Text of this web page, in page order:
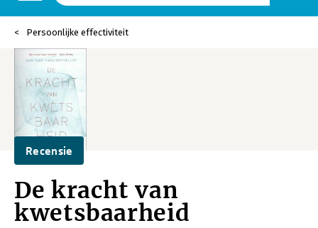
Persoonlijke effectiviteit
Recensie
De kracht van
kwetsbaarheid